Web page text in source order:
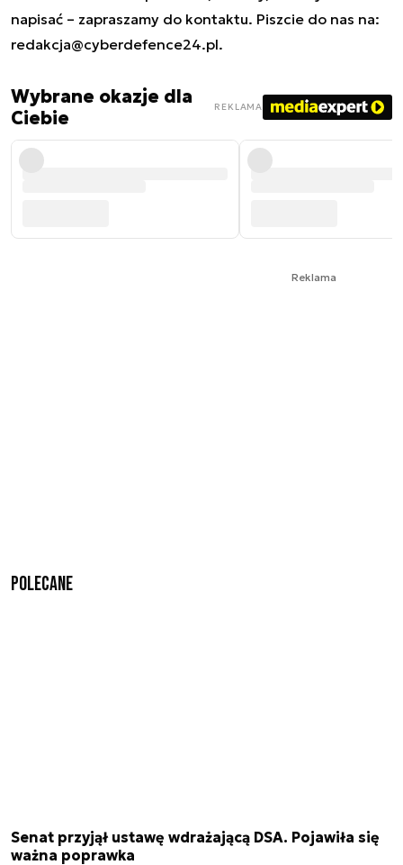
napisać – zapraszamy do kontaktu. Piszcie do nas na:
redakcja@cyberdefence24.pl.
Wybrane okazje dla
Ciebie
REKLAMA
Reklama
Polecane
Senat przyjął ustawę wdrażającą DSA. Pojawiła się
ważna poprawka